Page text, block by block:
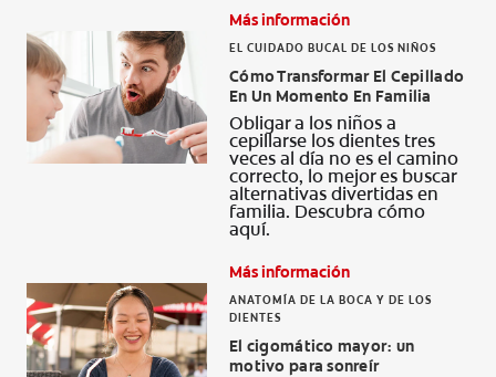
Más información
EL CUIDADO BUCAL DE LOS NIÑOS
Cómo Transformar El Cepillado
En Un Momento En Familia
Obligar a los niños a
cepillarse los dientes tres
veces al día no es el camino
correcto, lo mejor es buscar
alternativas divertidas en
familia. Descubra cómo
aquí.
Más información
ANATOMÍA DE LA BOCA Y DE LOS
DIENTES
El cigomático mayor: un
motivo para sonreír